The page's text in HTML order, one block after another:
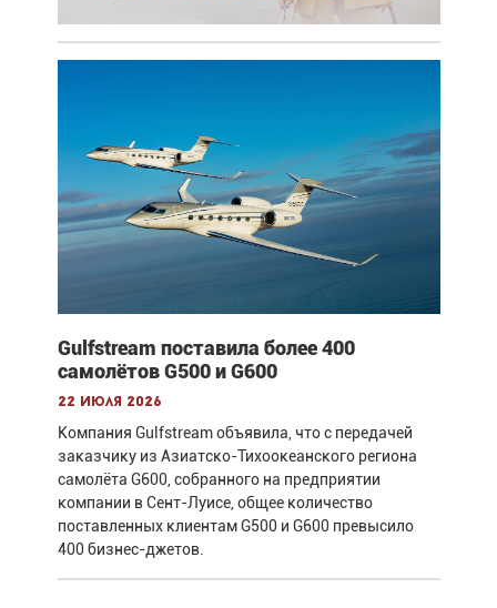
Gulfstream поставила более 400
самолётов G500 и G600
22 июля 2026
Компания Gulfstream объявила, что с передачей
заказчику из Азиатско-Тихоокеанского региона
самолёта G600, собранного на предприятии
компании в Сент-Луисе, общее количество
поставленных клиентам G500 и G600 превысило
400 бизнес-джетов.